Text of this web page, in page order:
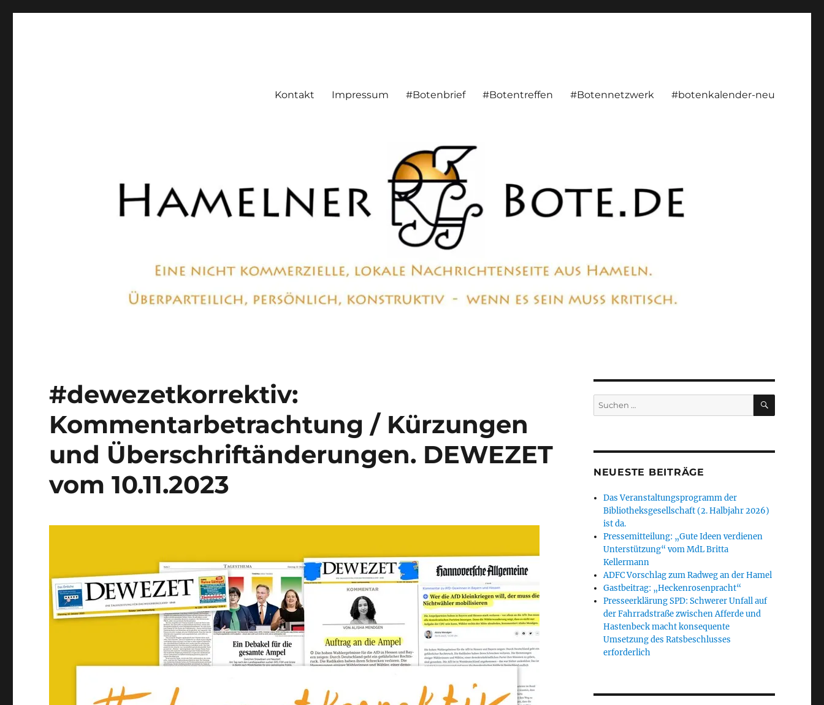
Kontakt Impressum #Botenbrief #Botentreffen #Botennetzwerk #botenkalender-neu
#dewezetkorrektiv:
Kommentarbetrachtung / Kürzungen
und Überschriftänderungen. DEWEZET
vom 10.11.2023
Suchen
nach:
SUCHEN
NEUESTE BEITRÄGE
Das Veranstaltungsprogramm der
Bibliotheksgesellschaft (2. Halbjahr 2026)
ist da.
Pressemitteilung: „Gute Ideen verdienen
Unterstützung“ vom MdL Britta
Kellermann
ADFC Vorschlag zum Radweg an der Hamel
Gastbeitrag: „Heckenrosenpracht“
Presseerklärung SPD: Schwerer Unfall auf
der Fahrradstraße zwischen Afferde und
Hastenbeck macht konsequente
Umsetzung des Ratsbeschlusses
erforderlich